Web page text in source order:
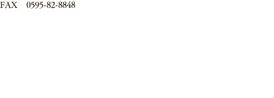
FAX 0595-82-8848